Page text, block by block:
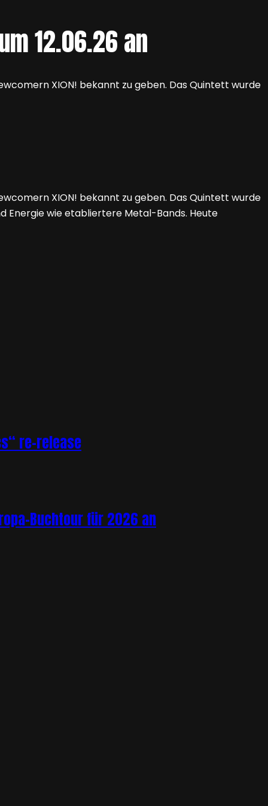
12.06.26 an
XION! bekannt zu geben. Das Quintett wurde
XION! bekannt zu geben. Das Quintett wurde
Energie wie etabliertere Metal-Bands. Heute
re-release
Buchtour für 2026 an